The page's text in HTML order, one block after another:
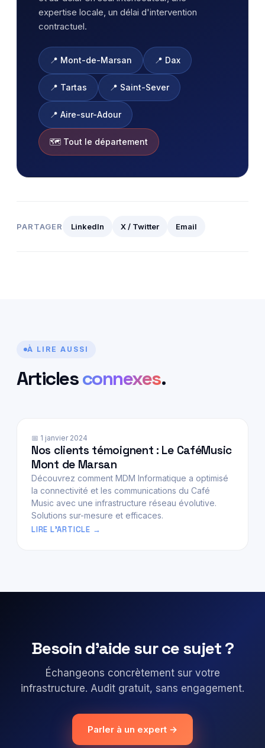
expertise locale, un délai d'intervention
contractuel.
📍 Mont-de-Marsan 📍 Dax
📍 Tartas 📍 Saint-Sever
📍 Aire-sur-Adour
🗺️ Tout le département
PARTAGER LinkedIn X / Twitter Email
À LIRE AUSSI
Articlesconnexes.
📅 1 janvier 2024
Nos clients témoignent : Le CaféMusic
Mont de Marsan
Découvrez comment MDM Informatique a optimisé
la connectivité et les communications du Café
Music avec une infrastructure réseau évolutive.
Solutions sur-mesure et efficaces.
LIRE L'ARTICLE
Besoin d'aide sur ce sujet ?
Échangeons concrètement sur votre
infrastructure. Audit gratuit, sans engagement.
Parler à un expert →